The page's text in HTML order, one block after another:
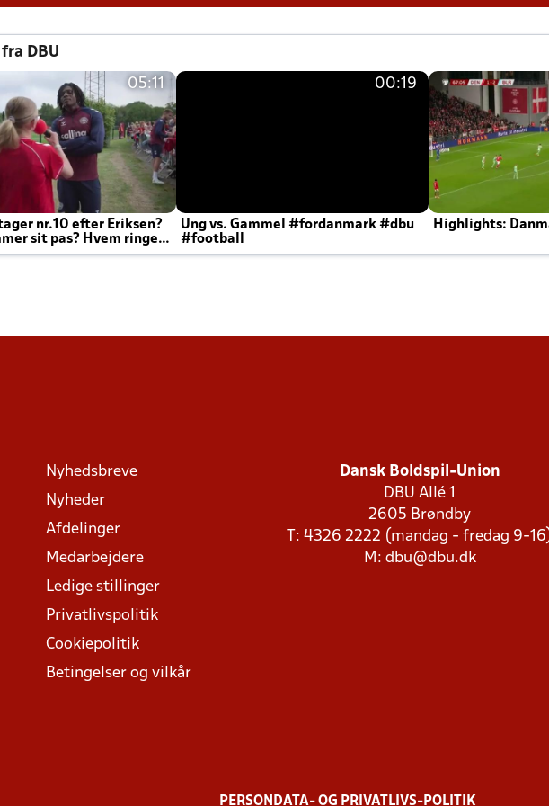
DBU
05:11
nr.10 efter Eriksen?
sit pas? Hvem ringer
til efter kampe?
00:19
Ung vs. Gammel #fordanmark #dbu
#football
Highlights:
Nyhedsbreve
Nyheder
Afdelinger
Medarbejdere
Ledige stillinger
Privatlivspolitik
Cookiepolitik
Betingelser og vilkår
Dansk Boldspil-Union
DBU Allé 1
2605 Brøndby
T: 4326 2222 (mandag - fredag 9-
M: dbu@dbu.dk
PERSONDATA- OG PRIVATLIVS-POLITIK